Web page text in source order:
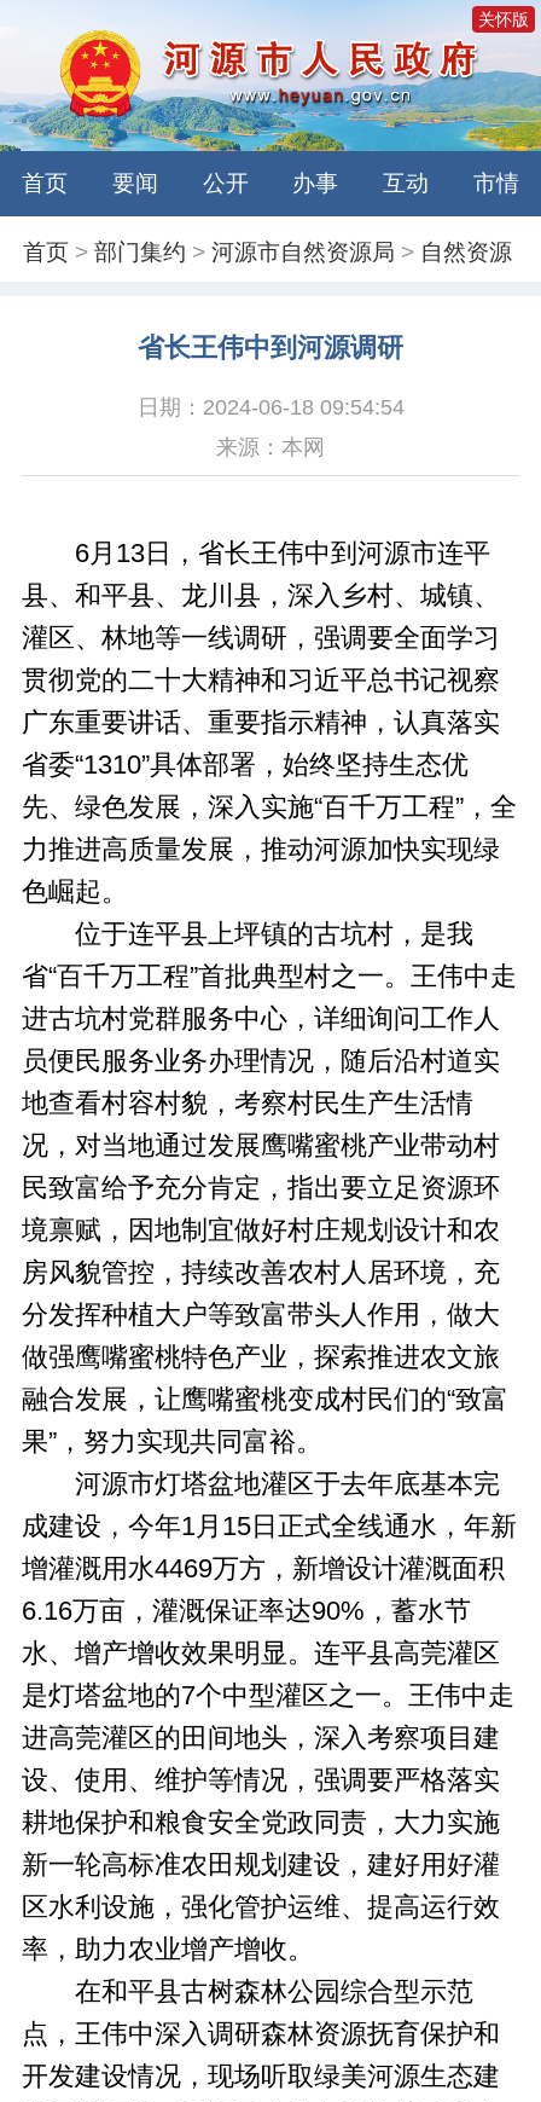
关怀版
首页 要闻 公开 办事 互动 市情
首页 >部门集约 >河源市自然资源局 > 自然资源
省长王伟中到河源调研
日期：2024-06-18 09:54:54
来源：本网
6月13日，省长王伟中到河源市连平
县、和平县、龙川县，深入乡村、城镇、
灌区、林地等一线调研，强调要全面学习
贯彻党的二十大精神和习近平总书记视察
广东重要讲话、重要指示精神，认真落实
省委“1310”具体部署，始终坚持生态优
先、绿色发展，深入实施“百千万工程”，全
力推进高质量发展，推动河源加快实现绿
色崛起。
位于连平县上坪镇的古坑村，是我
省“百千万工程”首批典型村之一。王伟中走
进古坑村党群服务中心，详细询问工作人
员便民服务业务办理情况，随后沿村道实
地查看村容村貌，考察村民生产生活情
况，对当地通过发展鹰嘴蜜桃产业带动村
民致富给予充分肯定，指出要立足资源环
境禀赋，因地制宜做好村庄规划设计和农
房风貌管控，持续改善农村人居环境，充
分发挥种植大户等致富带头人作用，做大
做强鹰嘴蜜桃特色产业，探索推进农文旅
融合发展，让鹰嘴蜜桃变成村民们的“致富
果”，努力实现共同富裕。
河源市灯塔盆地灌区于去年底基本完
成建设，今年1月15日正式全线通水，年新
增灌溉用水4469万方，新增设计灌溉面积
6.16万亩，灌溉保证率达90%，蓄水节
水、增产增收效果明显。连平县高莞灌区
是灯塔盆地的7个中型灌区之一。王伟中走
进高莞灌区的田间地头，深入考察项目建
设、使用、维护等情况，强调要严格落实
耕地保护和粮食安全党政同责，大力实施
新一轮高标准农田规划建设，建好用好灌
区水利设施，强化管护运维、提高运行效
率，助力农业增产增收。
在和平县古树森林公园综合型示范
点，王伟中深入调研森林资源抚育保护和
开发建设情况，现场听取绿美河源生态建